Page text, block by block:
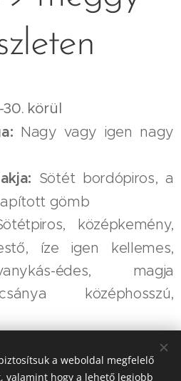
körül
Nagy vagy igen nagy
Sötét bordópiros, a
gömb
középkemény,
íze igen kellemes,
édes, magja
középhosszú,
a weboldal megfelelő
valamint hogy a lehető legjobb